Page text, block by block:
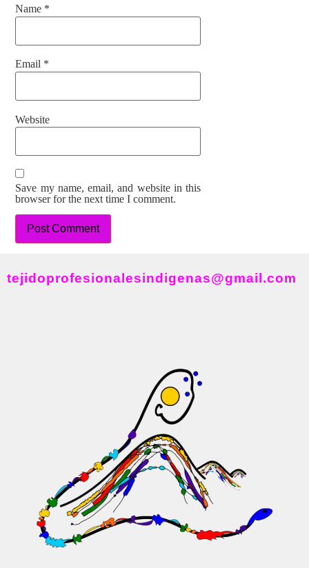
Name *
Email *
Website
Save my name, email, and website in this
browser for the next time I comment.
tejidoprofesionalesindigenas@gmail.com